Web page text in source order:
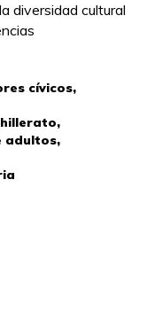
diversidad cultural
cívicos,
adultos,